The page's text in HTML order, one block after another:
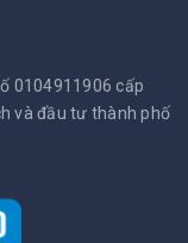
0104911906 cấp
và đầu tư thành phố